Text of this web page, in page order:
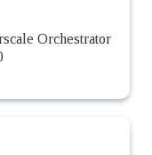
Orchestrator